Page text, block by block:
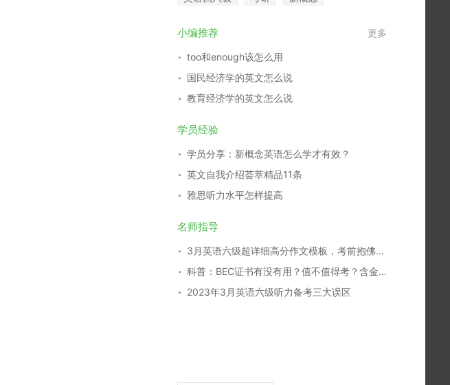
小编推荐 更多
too和enough该怎么用
国民经济学的英文怎么说
教育经济学的英文怎么说
学员经验
学员分享：新概念英语怎么学才有效？
英文自我介绍荟萃精品11条
雅思听力水平怎样提高
名师指导
3月英语六级超详细高分作文模板，考前抱佛脚秘籍！
科普：BEC证书有没有用？值不值得考？含金量如何？
2023年3月英语六级听力备考三大误区